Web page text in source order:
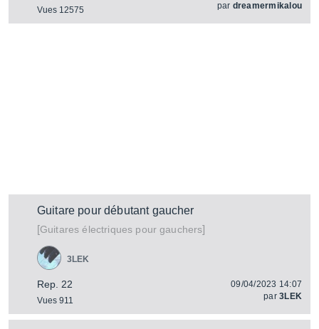
Vues 12575
par dreamermikalou
Guitare pour débutant gaucher
[Guitares électriques pour gauchers]
Rep. 22
Vues 911
3LEK
09/04/2023 14:07
par3LEK